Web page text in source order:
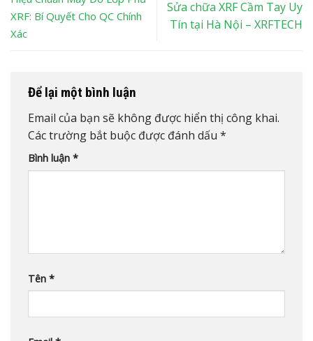
XRF: Bí Quyết Cho QC Chính
Xác
Sửa chữa XRF Cầm Tay Uy
Tín tại Hà Nội – XRFTECH
Để lại một bình luận
Email của bạn sẽ không được hiển thị công khai.
Các trường bắt buộc được đánh dấu *
Bình luận *
Tên *